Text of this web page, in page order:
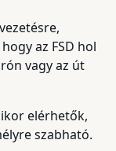
az FSD hol
vagy az út
elérhetők,
szabható.